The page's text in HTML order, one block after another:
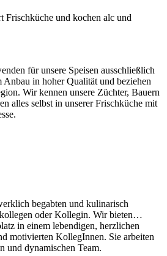
Frischküche und kochen alc und
für unsere Speisen ausschließlich
Anbau in hoher Qualität und beziehen
Wir kennen unsere Züchter, Bauern
alles selbst in unserer Frischküche mit
begabten und kulinarisch
oder Kollegin. Wir bieten…
in einem lebendigen, herzlichen
motivierten KollegInnen. Sie arbeiten
und dynamischen Team.